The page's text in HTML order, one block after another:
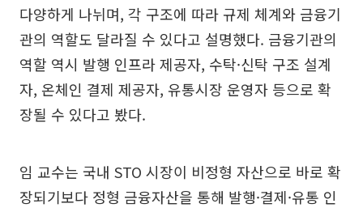
다양하게 나뉘며, 각 구조에 따라 규제 체계와 금융기
관의 역할도 달라질 수 있다고 설명했다. 금융기관의
역할 역시 발행 인프라 제공자, 수탁·신탁 구조 설계
자, 온체인 결제 제공자, 유통시장 운영자 등으로 확
장될 수 있다고 봤다.
임 교수는 국내 STO 시장이 비정형 자산으로 바로 확
장되기보다 정형 금융자산을 통해 발행·결제·유통 인